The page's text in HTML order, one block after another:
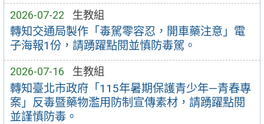
2026-07-22 生教組
轉知交通局製作「毒駕零容忍，開車藥注意」電
子海報1份，請踴躍點閱並慎防毒駕。
2026-07-16 生教組
轉知臺北市政府「115年暑期保護青少年—青春專
案」反毒暨藥物濫用防制宣傳素材，請踴躍點閱
並謹慎防毒。